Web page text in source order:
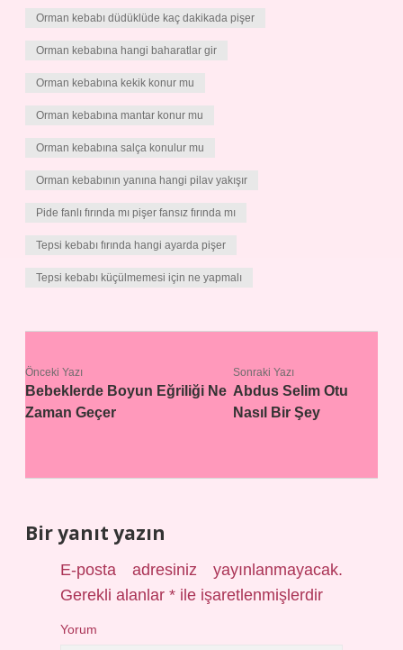
Orman kebabı düdüklüde kaç dakikada pişer
Orman kebabına hangi baharatlar gir
Orman kebabına kekik konur mu
Orman kebabına mantar konur mu
Orman kebabına salça konulur mu
Orman kebabının yanına hangi pilav yakışır
Pide fanlı fırında mı pişer fansız fırında mı
Tepsi kebabı fırında hangi ayarda pişer
Tepsi kebabı küçülmemesi için ne yapmalı
Önceki Yazı
Bebeklerde Boyun Eğriliği Ne
Zaman Geçer
Sonraki Yazı
Abdus Selim Otu
Nasıl Bir Şey
Bir yanıt yazın
E-posta adresiniz yayınlanmayacak.
Gerekli alanlar* ile işaretlenmişlerdir
Yorum